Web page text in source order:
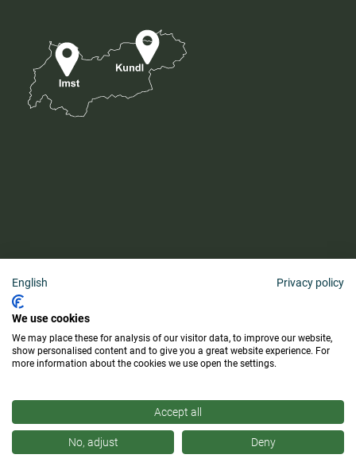
Lieferung & Zahlung
English Privacy policy
We use cookies
We may place these for analysis of our visitor data, to improve our website,
show personalised content and to give you a great website experience. For
more information about the cookies we use open the settings.
Accept all
No, adjust Deny